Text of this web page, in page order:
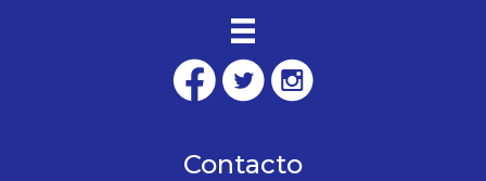
Contacto